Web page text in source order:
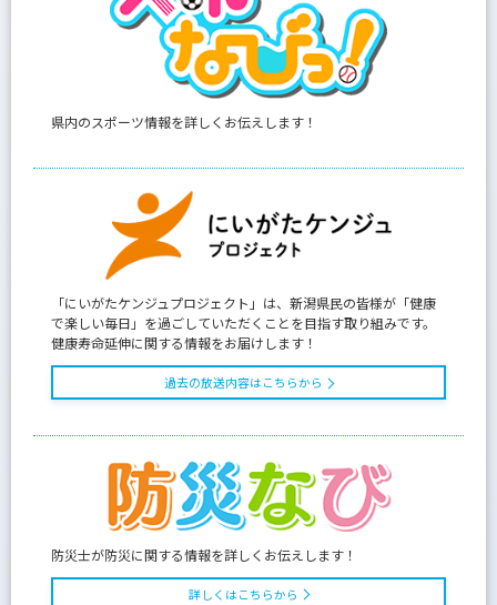
県内のスポーツ情報を詳しくお伝えします！
「にいがたケンジュプロジェクト」は、新潟県民の皆様が「健康
で楽しい毎日」を過ごしていただくことを目指す取り組みです。
健康寿命延伸に関する情報をお届けします！
過去の放送内容はこちらから
防災士が防災に関する情報を詳しくお伝えします！
詳しくはこちらから